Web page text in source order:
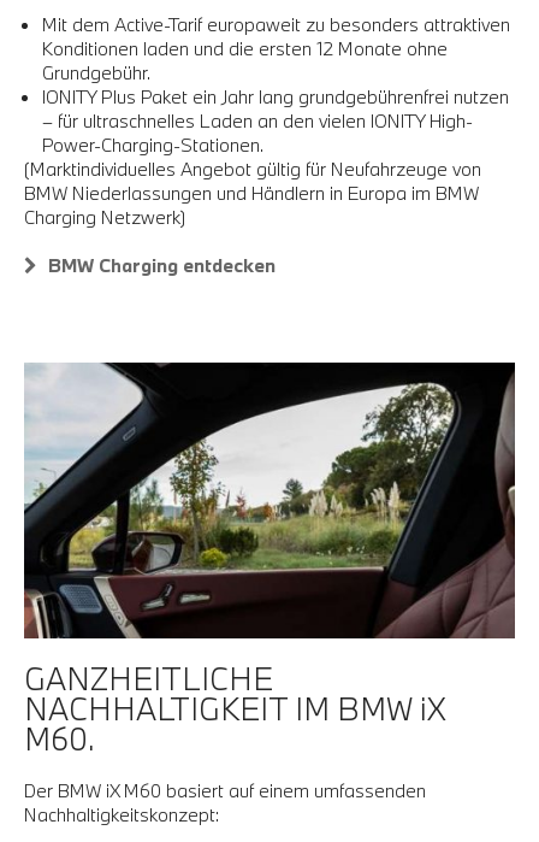
Mit dem Active-Tarif europaweit zu besonders attraktiven
Konditionen laden und die ersten 12 Monate ohne
Grundgebühr.
IONITY Plus Paket ein Jahr lang grundgebührenfrei nutzen
– für ultraschnelles Laden an den vielen IONITY High-
Power-Charging-Stationen.
(Marktindividuelles Angebot gültig für Neufahrzeuge von
BMW Niederlassungen und Händlern in Europa im BMW
Charging Netzwerk)
BMW Charging entdecken
GANZHEITLICHE
NACHHALTIGKEIT IM BMW iX
M60.
Der BMW iX M60 basiert auf einem umfassenden
Nachhaltigkeitskonzept: